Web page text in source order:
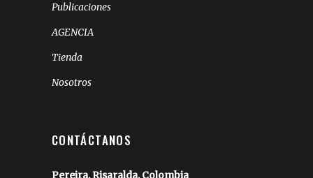
Publicaciones
AGENCIA
Tienda
Nosotros
CONTÁCTANOS
Pereira, Risaralda, Colombia